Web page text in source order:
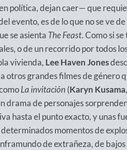
política, dejan caer— que
evento, es de lo que no se ve
se asienta The Feast. Como si
o de un recorrido por todos
vivienda, Lee Haven Jones
otros grandes filmes de género
La invitación (Karyn Kusama
drama de personajes
hasta el punto exacto, y unas
momentos de
de extrañeza, de